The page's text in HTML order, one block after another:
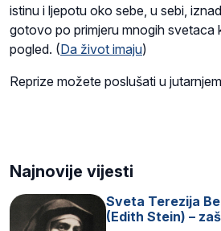
istinu i ljepotu oko sebe, u sebi,
gotovo po primjeru mnogih svetaca
pogled. (Da život imaju)
Reprize možete poslušati u
Najnovije vijesti
Sveta Terezija
(Edith Stein) –